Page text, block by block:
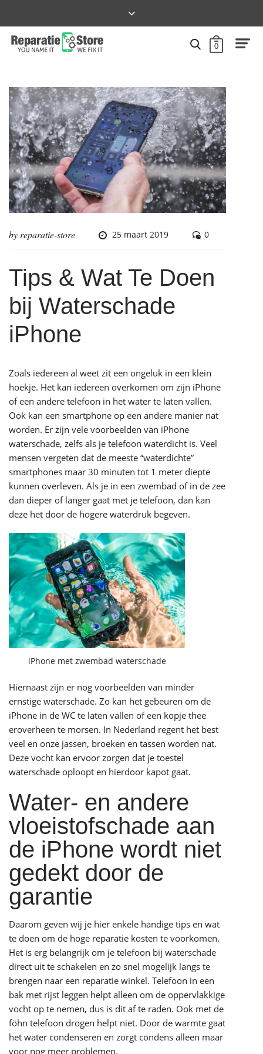
0
by reparatie-store 25 maart 2019 0
Tips & Wat Te Doen
bij Waterschade
iPhone
Zoals iedereen al weet zit een ongeluk in een klein
hoekje. Het kan iedereen overkomen om zijn iPhone
of een andere telefoon in het water te laten vallen.
Ook kan een smartphone op een andere manier nat
worden. Er zijn vele voorbeelden van iPhone
waterschade, zelfs als je telefoon waterdicht is. Veel
mensen vergeten dat de meeste “waterdichte”
smartphones maar 30 minuten tot 1 meter diepte
kunnen overleven. Als je in een zwembad of in de zee
dan dieper of langer gaat met je telefoon, dan kan
deze het door de hogere waterdruk begeven.
iPhone met zwembad waterschade
Hiernaast zijn er nog voorbeelden van minder
ernstige waterschade. Zo kan het gebeuren om de
iPhone in de WC te laten vallen of een kopje thee
eroverheen te morsen. In Nederland regent het best
veel en onze jassen, broeken en tassen worden nat.
Deze vocht kan ervoor zorgen dat je toestel
waterschade oploopt en hierdoor kapot gaat.
Water- en andere
vloeistofschade aan
de iPhone wordt niet
gedekt door de
garantie
Daarom geven wij je hier enkele handige tips en wat
te doen om de hoge reparatie kosten te voorkomen.
Het is erg belangrijk om je telefoon bij waterschade
direct uit te schakelen en zo snel mogelijk langs te
brengen naar een reparatie winkel. Telefoon in een
bak met rijst leggen helpt alleen om de oppervlakkige
vocht op te nemen, dus is dit af te raden. Ook met de
föhn telefoon drogen helpt niet. Door de warmte gaat
het water condenseren en zorgt condens alleen maar
voor nog meer problemen.